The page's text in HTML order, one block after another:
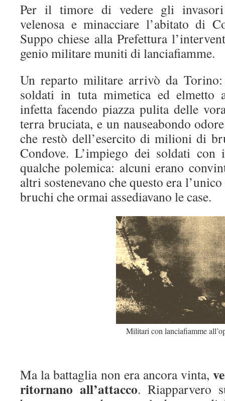
Per il timore di vedere gli
velenosa e minacciare l’abitato di
Suppo chiese alla Prefettura
genio militare muniti di lanciafiamme.
Un reparto militare arrivò da
soldati in tuta mimetica ed elmetto
infetta facendo piazza pulita delle
terra bruciata, e un nauseabondo
che restò dell’esercito di milioni di
Condove. L’impiego dei soldati con
qualche polemica: alcuni erano
altri sostenevano che questo era
bruchi che ormai assediavano le case.
Militari con lanciafiamme
Ma la battaglia non era ancora vinta,
ritornano all’attacco. Riapparvero